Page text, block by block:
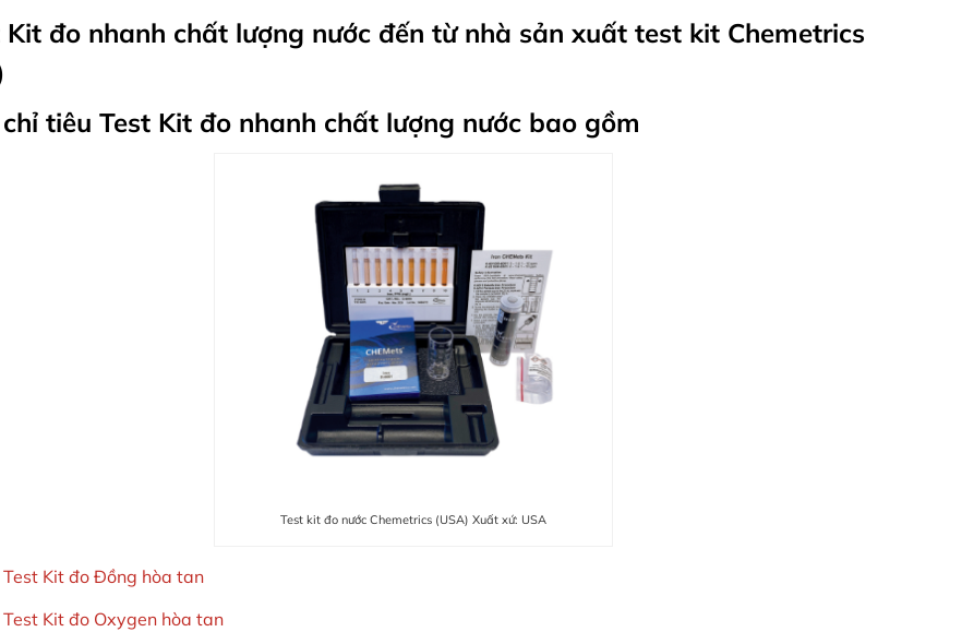
Kit đo nhanh chất lượng nước đến từ nhà sản xuất test kit Chemetrics
tiêu Test Kit đo nhanh chất lượng nước bao gồm
Test kit đo nước Chemetrics (USA) Xuất xứ: USA
Test Kit đo Đồng hòa tan
Test Kit đo Oxygen hòa tan